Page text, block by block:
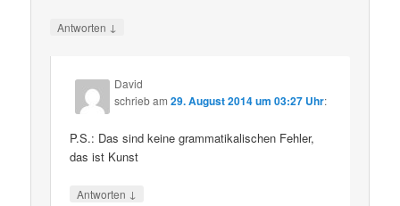
Antworten ↓
David
schriebam29. August 2014 um 03:27 Uhr:
P.S.: Das sind keine grammatikalischen Fehler,
das ist Kunst
Antworten ↓